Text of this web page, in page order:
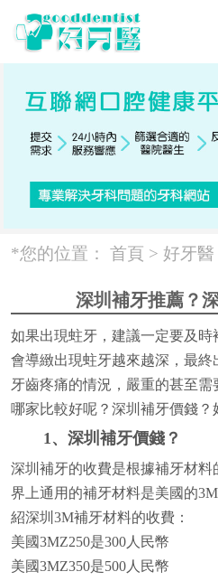
*您的位置： 首頁 > 好牙醫
深圳補牙推薦？
如果出現蛀牙，建議一定要及時
會導緻出現蛀牙越來越深，最
牙齒疼痛的情況，嚴重的甚至
哪家比較好呢？深圳補牙價錢？
1、深圳補牙價錢？
深圳補牙的收費是根據補牙材
界上通用的補牙材料是美國的
紹深圳3M補牙材料的收費：
美國3MZ250是300人民幣
美國3MZ350是500人民幣